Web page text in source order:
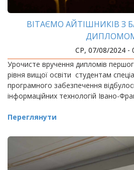
ВІТАЄМО АЙТІШНИКІВ З
СР, 07/08/2024 -
Урочисте вручення дипломів
рівня вищої освіти студентам
програмного забезпечення
інформаційних технологій Івано-
Переглянути